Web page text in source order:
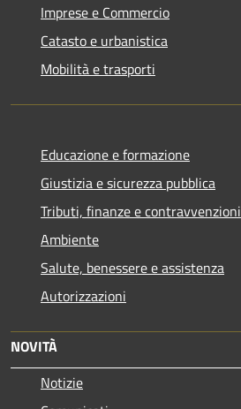
Imprese e Commercio
Catasto e urbanistica
Mobilità e trasporti
Educazione e formazione
Giustizia e sicurezza pubblica
Tributi, finanze e contravvenzioni
Ambiente
Salute, benessere e assistenza
Autorizzazioni
NOVITÀ
Notizie